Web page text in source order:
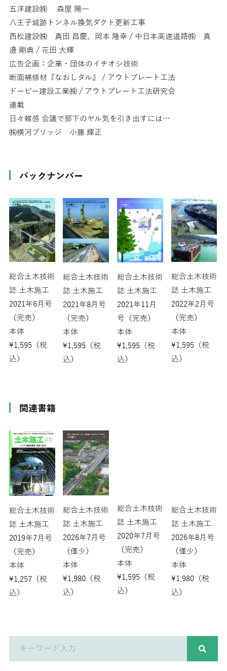
五洋建設㈱ 森屋 陽一
八王子城跡トンネル換気ダクト更新工事
西松建設㈱ 真田 昌慶、岡本 隆幸 / 中日本高速道路㈱ 真
邉 剛典 / 花田 大輝
広告企画：企業・団体のイチオシ技術
断面補修材『なおしタル』 / アウトプレート工法
ドーピー建設工業㈱ / アウトプレート工法研究会
連載
日々雑感 会議で部下のヤル気を引き出すには…
㈱横河ブリッジ 小藤 輝正
バックナンバー
総合土木技術
誌 土木施工
2021年6月号
（完売）
本体
¥1,595（税
込）
総合土木技術
誌 土木施工
2021年8月号
（完売）
本体
¥1,595 （税
込）
総合土木技術
誌 土木施工
2021年11月
号（完売）
本体
¥1,595（税
込）
総合土木技術
誌 土木施工
2022年2月号
（完売）
本体
¥1,595（税
込）
関連書籍
総合土木技術
誌 土木施工
2019年7月号
（完売）
本体
¥1,257（税
込）
総合土木技術
誌 土木施工
2026年7月号
（僅少）
本体
¥1,980 （税
込）
総合土木技術
誌 土木施工
2020年7月号
（完売）
本体
¥1,595（税
込）
総合土木技術
誌 土木施工
2026年8月号
（僅少）
本体
¥1,980（税
込）